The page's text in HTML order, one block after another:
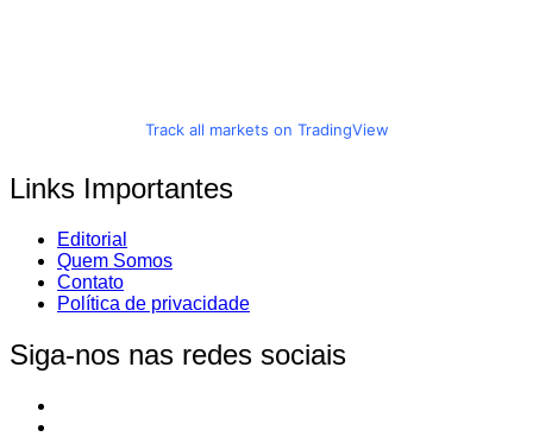
Track all markets on TradingView
Links Importantes
Editorial
Quem Somos
Contato
Política de privacidade
Siga-nos nas redes sociais